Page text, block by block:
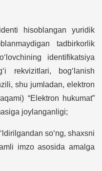
hisoblangan yuridik
tadbirkorlik
identifikatsiya
rekvizitlari, bog‘lanish
shu jumladan, elektron
“Elektron hukumat”
joylanganligi;
so‘ng, shaxsni
imzo asosida amalga